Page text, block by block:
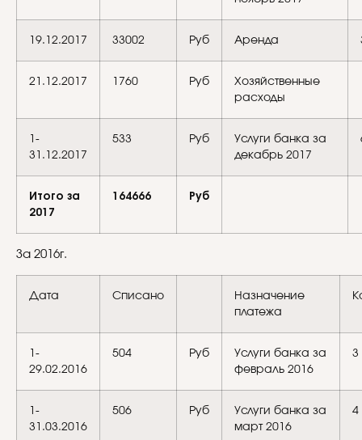
19.12.2017 33002 Руб Аренда
21.12.2017 1760 Руб
Хозяйственные
расходы
1-
31.12.2017
533 Руб
Услуги банка за
декабрь 2017
Итого за
2017
164666 Руб
За 2016г.
Дата Списано
Назначение
платежа
1-
29.02.2016
504 Руб
Услуги банка за
февраль 2016
3
1-
31.03.2016
506 Руб
Услуги банка за
март 2016
4